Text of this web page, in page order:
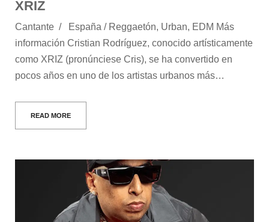
XRIZ
Cantante / España / Reggaetón, Urban, EDM Más
información Cristian Rodríguez, conocido artísticamente
como XRIZ (pronúnciese Cris), se ha convertido en
pocos años en uno de los artistas urbanos más…
READ MORE